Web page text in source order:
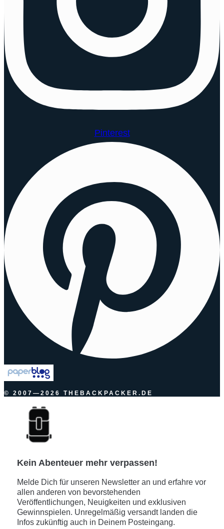
Pinterest
© 2007—2026 THEBACKPACKER.DE
Kein Abenteuer mehr verpassen!
Melde Dich für unseren Newsletter an und erfahre vor
allen anderen von bevorstehenden
Veröffentlichungen, Neuigkeiten und exklusiven
Gewinnspielen. Unregelmäßig versandt landen die
Infos zukünftig auch in Deinem Posteingang.